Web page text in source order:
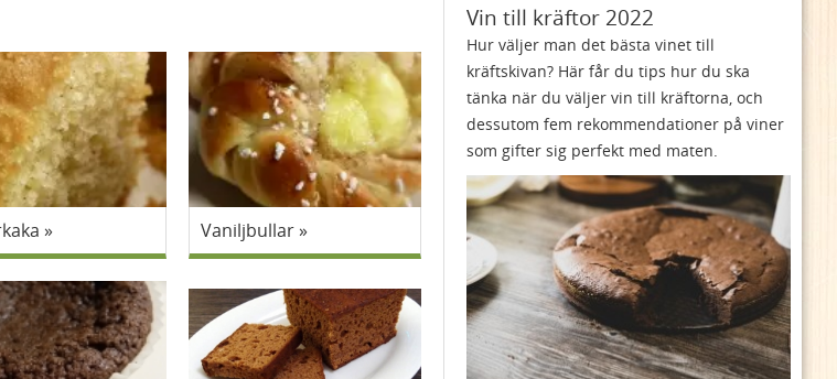
Vaniljbullar
Vin till kräftor 2022
Hur väljer man det bästa vinet till
kräftskivan? Här får du tips hur du ska
tänka när du väljer vin till kräftorna, och
dessutom fem rekommendationer på viner
som gifter sig perfekt med maten.